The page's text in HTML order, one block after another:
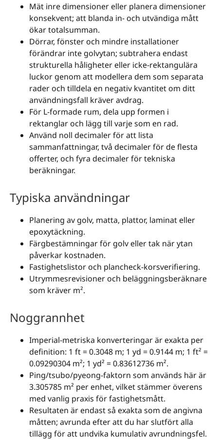
Mät inre dimensioner eller planera dimensioner
konsekvent; att blanda in- och utvändiga mått
ökar totalsumman.
Dörrar, fönster och mindre installationer
förändrar inte golvytan; subtrahera endast
strukturella håligheter eller icke-rektangulära
luckor genom att modellera dem som separata
rader och tilldela en negativ kvantitet om ditt
användningsfall kräver avdrag.
För L-formade rum, dela upp formen i
rektanglar och lägg till varje som en rad.
Använd noll decimaler för att lista
sammanfattningar, två decimaler för de flesta
offerter, och fyra decimaler för tekniska
beräkningar.
Typiska användningar
Planering av golv, matta, plattor, laminat eller
epoxytäckning.
Färgbestämningar för golv eller tak när ytan
påverkar kostnaden.
Fastighetslistor och plancheck-korsverifiering.
Utrymmesrevisioner och beläggningsberäknare
som kräver m².
Noggrannhet
Imperial-metriska konverteringar är exakta per
definition: 1 ft = 0.3048 m; 1 yd = 0.9144 m; 1 ft² =
0.09290304 m²; 1 yd² = 0.83612736 m².
Ping/tsubo/pyeong-faktorn som används här är
3.305785 m² per enhet, vilket stämmer överens
med vanlig praxis för fastighetsmått.
Resultaten är endast så exakta som de angivna
måtten; avrunda efter att du har slutfört alla
tillägg för att undvika kumulativ avrundningsfel.